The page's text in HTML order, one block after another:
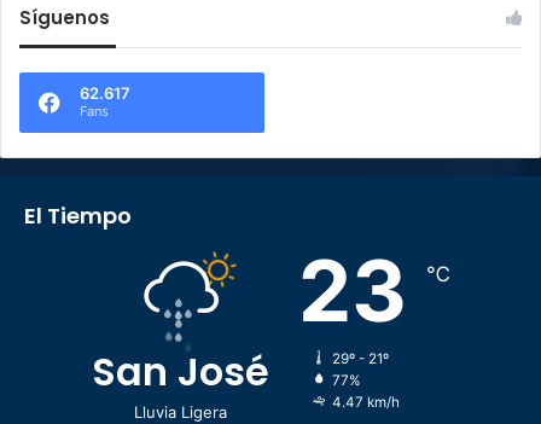
Síguenos
62.617
Fans
El Tiempo
San José
Lluvia Ligera
23 ℃
29º - 21º
77%
4.47 km/h